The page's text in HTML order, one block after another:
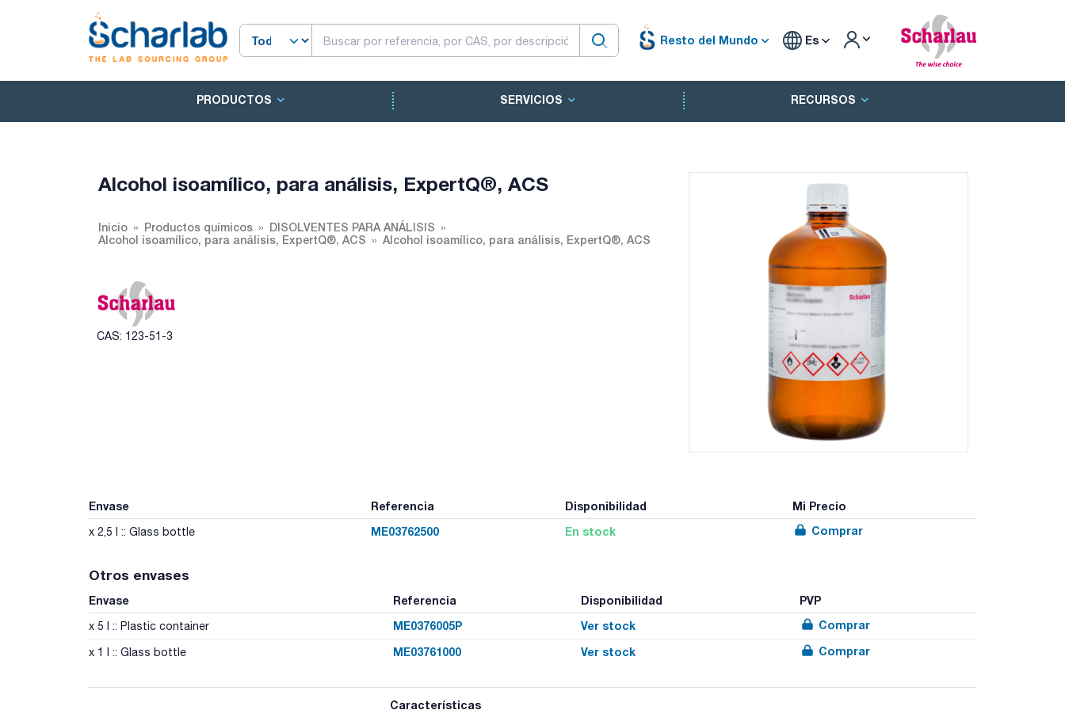
Resto del Mundo Es
PRODUCTOS SERVICIOS RECURSOS
Alcohol isoamílico, para análisis, ExpertQ®, ACS
Inicio Productos químicos
DISOLVENTES PARA ANÁLISIS
Alcohol isoamílico, para análisis, ExpertQ®, ACS
Alcohol isoamílico, para análisis, ExpertQ®, ACS
CAS: 123-51-3
Envase Referencia Disponibilidad Mi Precio
x 2,5 l :: Glass bottle ME03762500 En stock Comprar
Otros envases
Envase Referencia Disponibilidad PVP
x 5 l :: Plastic container ME0376005P Ver stock Comprar
x 1 l :: Glass bottle ME03761000 Ver stock Comprar
Características